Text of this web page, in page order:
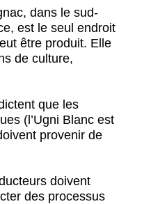
dans le sud-
est le seul endroit
être produit. Elle
de culture,
que les
(l’Ugni Blanc est
provenir de
doivent
des processus